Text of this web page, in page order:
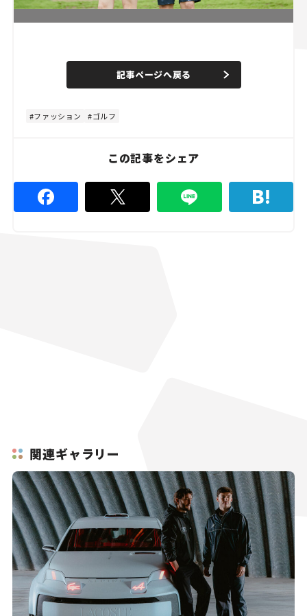
n
e
d
%
記事ページへ戻る
ファッション ゴルフ
この記事をシェア
関連ギャラリー